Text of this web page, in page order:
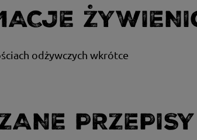
odżywczych wkrótce
PRZEPISY